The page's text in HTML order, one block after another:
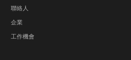
聯絡人
企業
工作機會